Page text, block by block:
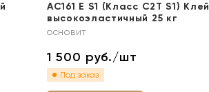
АС161 Е S1 (Класс C2T S1) Клей
высокоэластичный 25 кг
основит
1 500 руб./шт
Под заказ